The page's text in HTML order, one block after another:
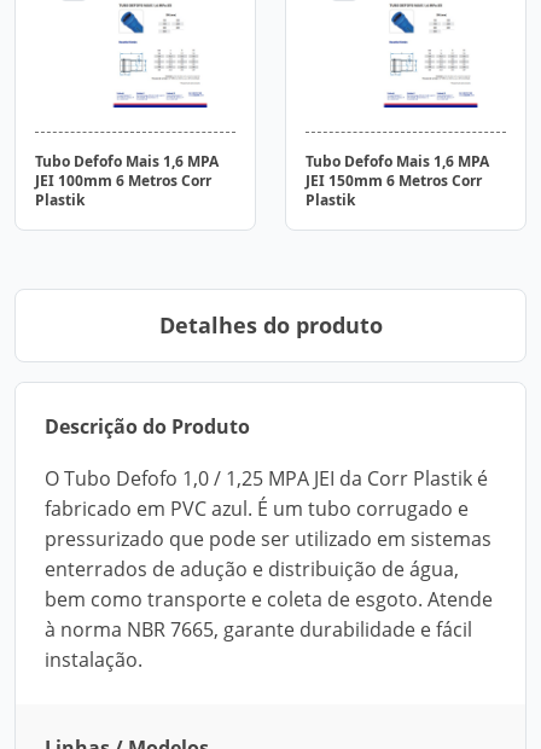
Tubo Defofo Mais 1,6 MPA
JEI 100mm 6 Metros Corr
Plastik
Tubo Defofo Mais 1,6 MPA
JEI 150mm 6 Metros Corr
Plastik
Detalhes do produto
Descrição do Produto
O Tubo Defofo 1,0 / 1,25 MPA JEI da Corr Plastik é
fabricado em PVC azul. É um tubo corrugado e
pressurizado que pode ser utilizado em sistemas
enterrados de adução e distribuição de água,
bem como transporte e coleta de esgoto. Atende
à norma NBR 7665, garante durabilidade e fácil
instalação.